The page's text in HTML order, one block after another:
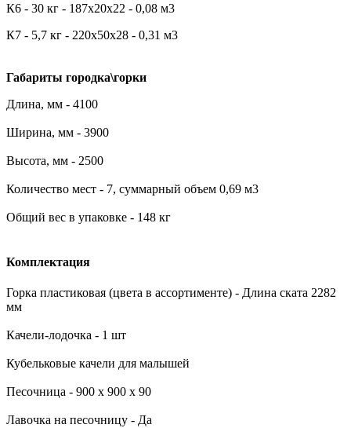
К6 - 30 кг - 187х20х22 - 0,08 м3
К7 - 5,7 кг - 220х50х28 - 0,31 м3
Габариты городка\горки
Длина, мм - 4100
Ширина, мм - 3900
Высота, мм - 2500
Количество мест - 7, суммарный объем 0,69 м3
Общий вес в упаковке - 148 кг
Комплектация
Горка пластиковая (цвета в ассортименте) - Длина ската 2282
мм
Качели-лодочка - 1 шт
Кубельковые качели для малышей
Песочница - 900 х 900 х 90
Лавочка на песочницу - Да